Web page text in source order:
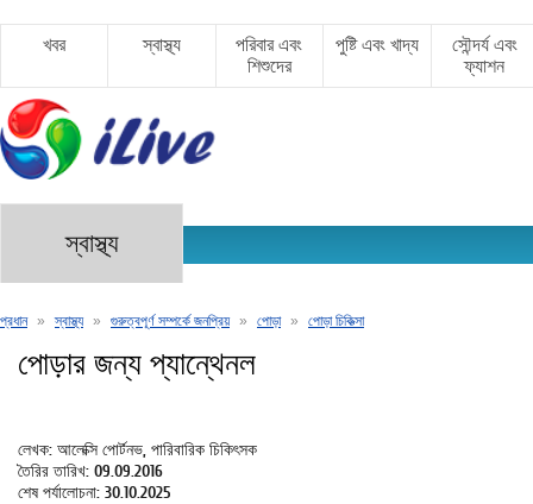
খবর স্বাস্থ্য
পরিবার এবং
শিশুদের
পুষ্টি এবং খাদ্য
সৌন্দর্য এবং
ফ্যাশন
স্বাস্থ্য
প্রধান » স্বাস্থ্য » গুরুত্বপূর্ণ সম্পর্কে জনপ্রিয় » পোড়া » পোড়া চিকিত্সা
পোড়ার জন্য প্যান্থেনল
লেখক: আলেক্সি পোর্টনভ, পারিবারিক চিকিৎসক
তৈরির তারিখ: 09.09.2016
শেষ পর্যালোচনা: 30.10.2025